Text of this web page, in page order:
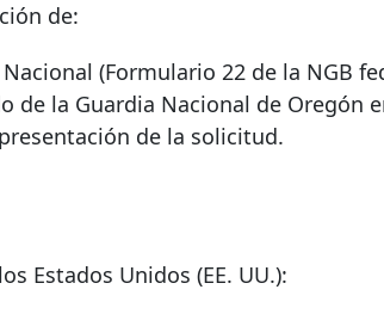
de:
(Formulario 22 de la NGB
de la Guardia Nacional de Oregón
de la solicitud.
Estados Unidos (EE. UU.):